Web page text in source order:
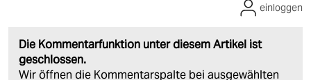
Die Kommentarfunktion unter diesem Artikel ist
geschlossen.
Wir öffnen die Kommentarspalte bei ausgewählten
einloggen